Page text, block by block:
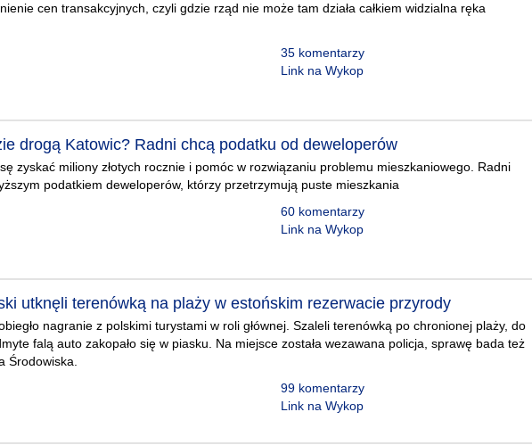
cen transakcyjnych, czyli gdzie rząd nie może tam działa całkiem widzialna ręka
35 komentarzy
Link na Wykop
drogą Katowic? Radni chcą podatku od deweloperów
zyskać miliony złotych rocznie i pomóc w rozwiązaniu problemu mieszkaniowego. Radni
podatkiem deweloperów, którzy przetrzymują puste mieszkania
60 komentarzy
Link na Wykop
utknęli terenówką na plaży w estońskim rezerwacie przyrody
nagranie z polskimi turystami w roli głównej. Szaleli terenówką po chronionej plaży, do
falą auto zakopało się w piasku. Na miejsce została wezawana policja, sprawę bada też
Środowiska.
99 komentarzy
Link na Wykop